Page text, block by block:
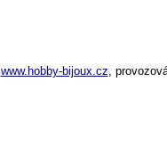
www.hobby-bijoux.cz